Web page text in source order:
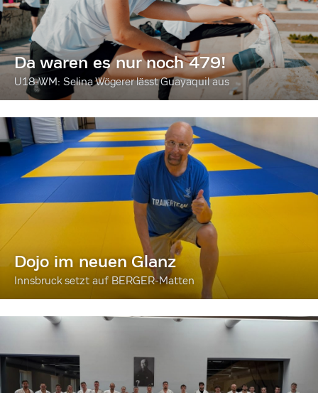
Da waren es nur noch 479!
U18-WM: Selina Wögerer lässt Guayaquil aus
Dojo im neuen Glanz
Innsbruck setzt auf BERGER-Matten